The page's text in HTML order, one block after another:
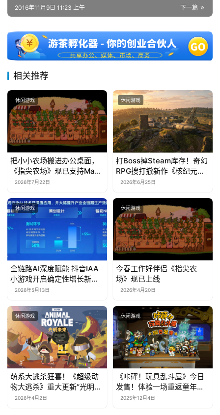
下一篇
2016年11月9日 11:23 上午
相关推荐
休闲游戏
把小小农场搬进办公桌面，
《指尖农场》现已支持Mac
系统！
2026年7月22日
休闲游戏
打Boss掉Steam库存！奇幻
RPG搜打撤新作《核纪元》
正式上线Steam：武器属性
2026年6月25日
休闲游戏
全链路AI深度赋能 抖音IAA
小游戏开启确定性增长新周
期2026年5月13日
休闲游戏
今春工作好伴侣《指尖农
场》现已上线
2026年4月20日
休闲游戏
萌系大逃杀狂喜！《超级动
物大逃杀》重大更新“光明未
来”上线，隔墙杀神器来袭
2026年4月2日
休闲游戏
《咔砰！玩具乱斗屋》今日
发售！体验一场重返童年的
魔法！
2025年12月4日